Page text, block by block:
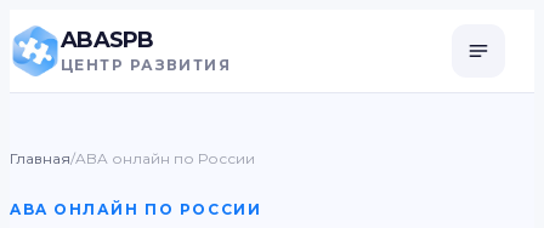
ABASPB
ЦЕНТР РАЗВИТИЯ
Главная/ABA онлайн по России
ABA ОНЛАЙН ПО РОССИИ